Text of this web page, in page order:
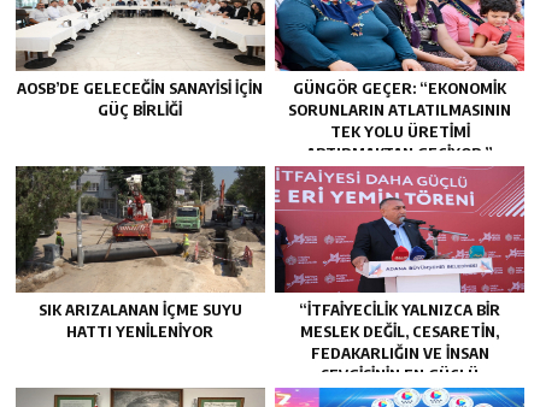
AOSB’DE GELECEĞIN SANAYISI İÇIN
GÜÇ BIRLIĞI
GÜNGÖR GEÇER: “EKONOMIK
SORUNLARIN ATLATILMASININ
TEK YOLU ÜRETIMI
ARTIRMAKTAN GEÇIYOR.”
SIK ARIZALANAN IÇME SUYU
HATTI YENILENIYOR
“İTFAIYECILIK YALNIZCA BIR
MESLEK DEĞIL, CESARETIN,
FEDAKARLIĞIN VE INSAN
SEVGISININ EN GÜÇLÜ
TEMSILIDIR.”